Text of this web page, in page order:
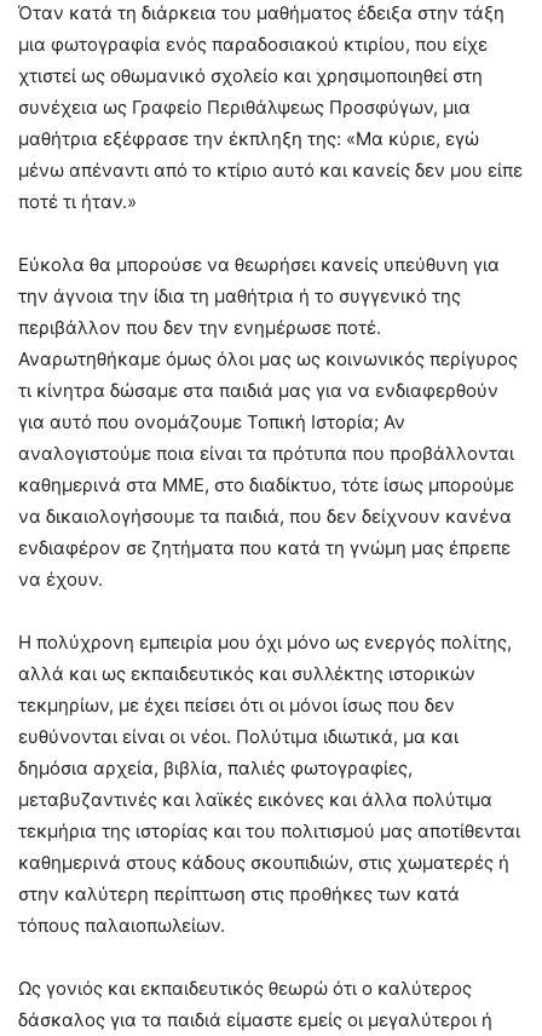
Όταν κατά τη διάρκεια του μαθήματος έδειξα στην τάξη
μια φωτογραφία ενός παραδοσιακού κτιρίου, που είχε
χτιστεί ως οθωμανικό σχολείο και χρησιμοποιηθεί στη
συνέχεια ως Γραφείο Περιθάλψεως Προσφύγων, μια
μαθήτρια εξέφρασε την έκπληξη της: «Μα κύριε, εγώ
μένω απέναντι από το κτίριο αυτό και κανείς δεν μου είπε
ποτέ τι ήταν.»
Εύκολα θα μπορούσε να θεωρήσει κανείς υπεύθυνη για
την άγνοια την ίδια τη μαθήτρια ή το συγγενικό της
περιβάλλον που δεν την ενημέρωσε ποτέ.
Αναρωτηθήκαμε όμως όλοι μας ως κοινωνικός περίγυρος
τι κίνητρα δώσαμε στα παιδιά μας για να ενδιαφερθούν
για αυτό που ονομάζουμε Τοπική Ιστορία; Αν
αναλογιστούμε ποια είναι τα πρότυπα που προβάλλονται
καθημερινά στα ΜΜΕ, στο διαδίκτυο, τότε ίσως μπορούμε
να δικαιολογήσουμε τα παιδιά, που δεν δείχνουν κανένα
ενδιαφέρον σε ζητήματα που κατά τη γνώμη μας έπρεπε
να έχουν.
Η πολύχρονη εμπειρία μου όχι μόνο ως ενεργός πολίτης,
αλλά και ως εκπαιδευτικός και συλλέκτης ιστορικών
τεκμηρίων, με έχει πείσει ότι οι μόνοι ίσως που δεν
ευθύνονται είναι οι νέοι. Πολύτιμα ιδιωτικά, μα και
δημόσια αρχεία, βιβλία, παλιές φωτογραφίες,
μεταβυζαντινές και λαϊκές εικόνες και άλλα πολύτιμα
τεκμήρια της ιστορίας και του πολιτισμού μας αποτίθενται
καθημερινά στους κάδους σκουπιδιών, στις χωματερές ή
στην καλύτερη περίπτωση στις προθήκες των κατά
τόπους παλαιοπωλείων.
Ως γονιός και εκπαιδευτικός θεωρώ ότι ο καλύτερος
δάσκαλος για τα παιδιά είμαστε εμείς οι μεγαλύτεροι ή